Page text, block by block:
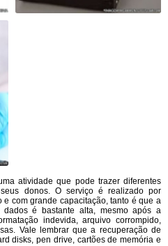
atividade que pode trazer diferentes
donos. O serviço é realizado por
com grande capacitação, tanto é que a
dados é bastante alta, mesmo após a
indevida, arquivo corrompido,
Vale lembrar que a recuperação de
disks, pen drive, cartões de memória e